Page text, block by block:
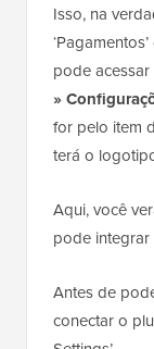
Isso, na
pode
»
for pelo item
terá o
Aqui, você
pode integrar
Antes de
conectar o